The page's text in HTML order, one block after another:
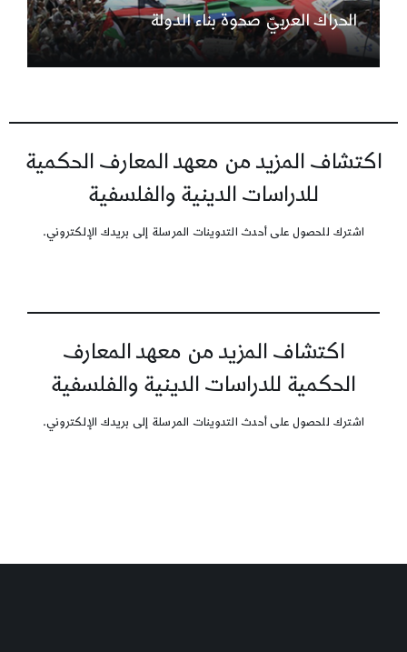
الحراك العربيّ صحوة بناء الدولة
اكتشاف المزيد من معهد المعارف الحكمية
للدراسات الدينية والفلسفية
اشترك للحصول على أحدث التدوينات المرسلة إلى بريدك الإلكتروني.
اكتشاف المزيد من معهد المعارف
الحكمية للدراسات الدينية والفلسفية
اشترك للحصول على أحدث التدوينات المرسلة إلى بريدك الإلكتروني.